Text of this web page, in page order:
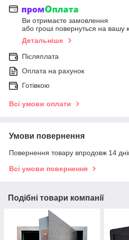
Ви отримаєте замовлення
або гроші повернуться на вашу
Детальніше
Післяплата
Оплата на рахунок
Готівкою
Всі умови оплати
Умови повернення
Повернення товару впродовж 14
Всі умови повернення
Подібні товари компанії